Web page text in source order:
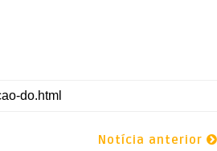
Notícia anterior